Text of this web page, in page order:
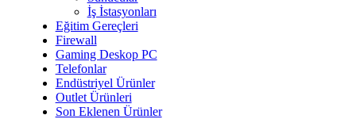
İş İstasyonları
Eğitim Gereçleri
Firewall
Gaming Deskop PC
Telefonlar
Endüstriyel Ürünler
Outlet Ürünleri
Son Eklenen Ürünler